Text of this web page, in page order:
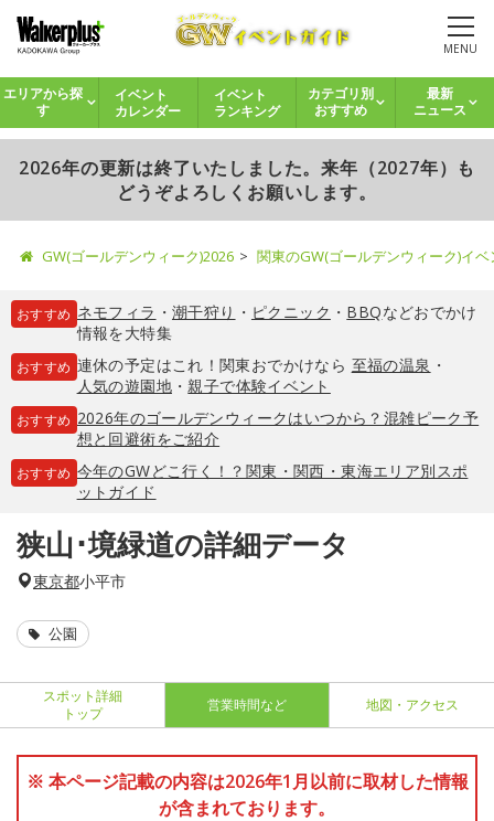
MENU
エリアから探
す
イベント
カレンダー
イベント
ランキング
カテゴリ別
おすすめ
最新
ニュース
2026年の更新は終了いたしました。来年（2027年）も
どうぞよろしくお願いします。
GW(ゴールデンウィーク)2026 関東のGW(ゴールデンウィーク)イ
おすすめ ネモフィラ ・ 潮干狩り ・ ピクニック ・ BBQなどおでかけ
情報を大特集
おすすめ 連休の予定はこれ！関東おでかけなら 至福の温泉 ・
人気の遊園地・親子で体験イベント
おすすめ 2026年のゴールデンウィークはいつから？混雑ピーク予
想と回避術をご紹介
おすすめ 今年のGWどこ行く！？関東・関西・東海エリア別スポ
ットガイド
狭山･境緑道の詳細データ
東京都小平市
公園
スポット詳細
トップ
営業時間など 地図・アクセス
※ 本ページ記載の内容は2026年1月以前に取材した情報
が含まれております。